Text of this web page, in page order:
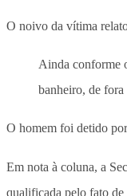
O noivo da vítima
Ainda conforme
banheiro, de fora
O homem foi detido
Em nota à coluna, a
qualificada pelo fato de